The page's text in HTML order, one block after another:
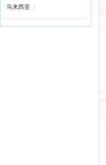
马来西亚